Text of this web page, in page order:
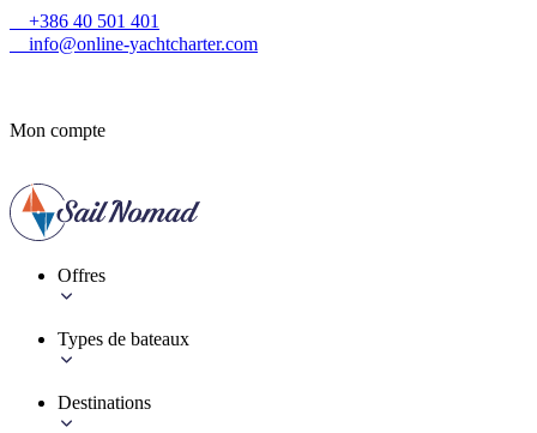
+386 40 501 401
info@online-yachtcharter.com
Mon compte
Offres
Types de bateaux
Destinations